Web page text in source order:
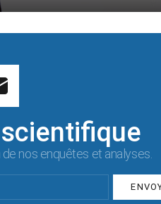
scientifique
nos enquêtes et analyses.